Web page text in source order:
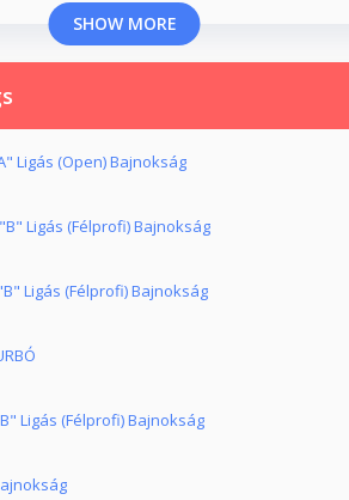
SHOW MORE
Ligás (Open) Bajnokság
"B" Ligás (Félprofi) Bajnokság
"B" Ligás (Félprofi) Bajnokság
Ligás (Félprofi) Bajnokság